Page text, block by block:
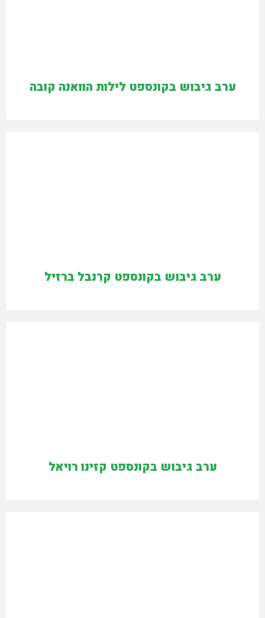
ערב גיבוש בקונספט לילות הוואנה קובה
ערב גיבוש בקונספט קרנבל ברזיל
ערב גיבוש בקונספט קזינו רויאל